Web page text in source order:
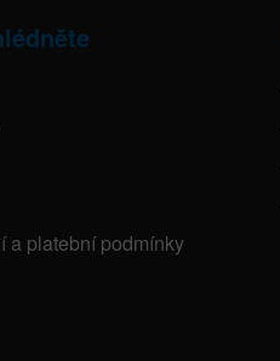
a platební podmínky